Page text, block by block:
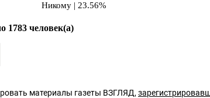
Никому | 23.56%
1783 человек(а)
материалы газеты ВЗГЛЯД,